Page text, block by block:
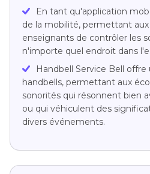
En tant qu'application
de la mobilité, permettant
enseignants de contrôler les
n'importe quel endroit dans
Handbell Service Bell
handbells, permettant aux
sonorités qui résonnent bien
ou qui véhiculent des
divers événements.